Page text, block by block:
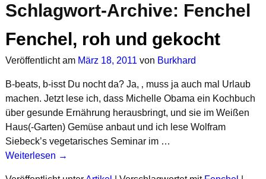
Schlagwort-Archive: Fenchel
Fenchel, roh und gekocht
Veröffentlicht am März 18, 2011 von Burkhard
B-beats, b-isst Du nocht da? Ja, ‚ muss ja auch mal Urlaub
machen. Jetzt lese ich, dass Michelle Obama ein Kochbuch
über gesunde Ernährung herausbringt, und sie im Weißen
Haus(-Garten) Gemüse anbaut und ich lese Wolfram
Siebeck’s vegetarisches Seminar im …
Weiterlesen →